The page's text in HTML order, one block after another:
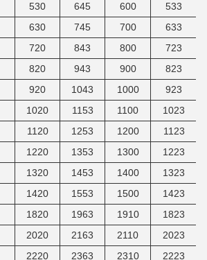
530 645 600
533
630 745 700
633
720 843 800
723
820 943 900
823
920 1043 1000
923
1020 1153 1100
1023
1120 1253 1200
1123
1220 1353 1300
1223
1320 1453 1400
1323
1420 1553 1500
1423
1820 1963 1910
1823
2020 2163 2110
2023
2220 2363 2310 2223